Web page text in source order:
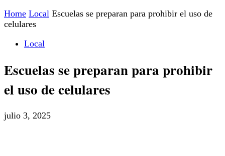
Home Local Escuelas se preparan para prohibir el uso de
celulares
Local
Escuelas se preparan para prohibir
el uso de celulares
julio 3, 2025